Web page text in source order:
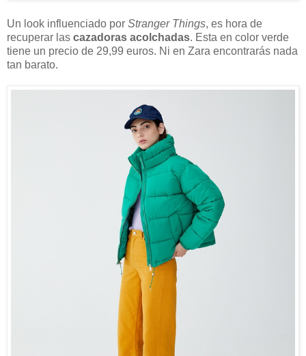
Un look influenciado por Stranger Things, es hora de
recuperar las cazadoras acolchadas. Esta en color verde
tiene un precio de 29,99 euros. Ni en Zara encontrarás nada
tan barato.